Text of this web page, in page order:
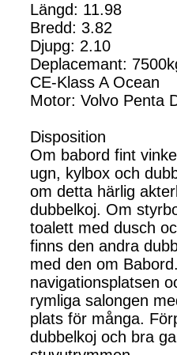
Längd: 11.98
Bredd: 3.82
Djupg: 2.10
Deplacemant:
CE-Klass A Ocean
Motor: Volvo Penta
Disposition
Om babord fint
ugn, kylbox och
om detta härlig
dubbelkoj. Om
toalett med dusch
finns den andra
med den om
navigationsplatsen
rymliga salongen
plats för många.
dubbelkoj och bra